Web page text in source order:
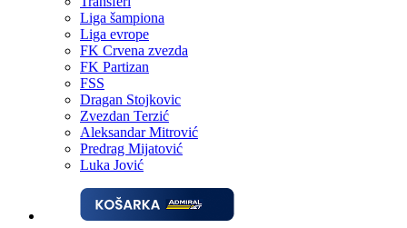
Liga šampiona
Liga evrope
FK Crvena zvezda
FK Partizan
FSS
Dragan Stojkovic
Zvezdan Terzić
Aleksandar Mitrović
Predrag Mijatović
Luka Jović